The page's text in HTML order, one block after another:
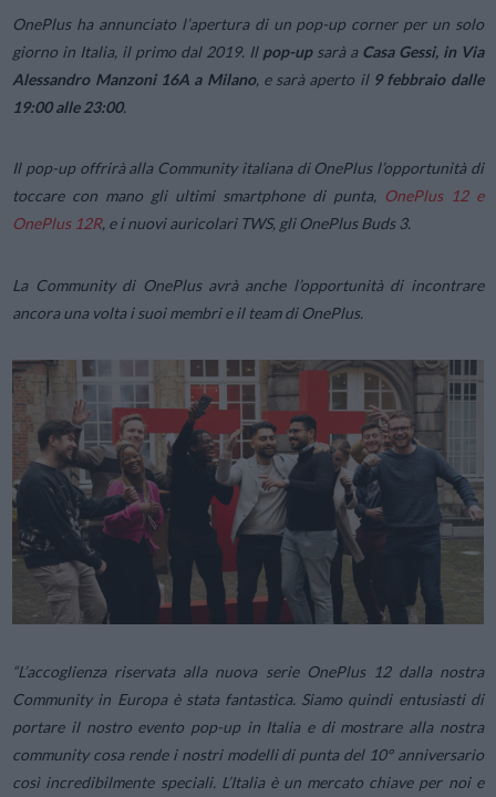
OnePlus ha annunciato l’apertura di un pop-up corner per un solo
giorno in Italia, il primo dal 2019. Il pop-upsarà a Casa Gessi, in Via
Alessandro Manzoni 16A a Milano, e sarà aperto il 9 febbraio dalle
19:00 alle 23:00.
Il pop-up offrirà alla Community italiana di OnePlus l’opportunità di
toccare con mano gli ultimi smartphone di punta, OnePlus 12 e
OnePlus 12R, e i nuovi auricolari TWS, gli OnePlus Buds 3.
La Community di OnePlus avrà anche l’opportunità di incontrare
ancora una volta i suoi membri e il team di OnePlus.
“L’accoglienza riservata alla nuova serie OnePlus 12 dalla nostra
Community in Europa è stata fantastica. Siamo quindi entusiasti di
portare il nostro evento pop-up in Italia e di mostrare alla nostra
community cosa rende i nostri modelli di punta del 10° anniversario
così incredibilmente speciali. L’Italia è un mercato chiave per noi e